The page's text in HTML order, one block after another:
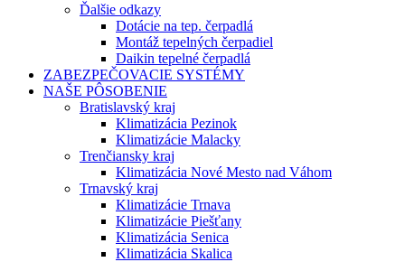
Ďalšie odkazy
Dotácie na tep. čerpadlá
Montáž tepelných čerpadiel
Daikin tepelné čerpadlá
ZABEZPEČOVACIE SYSTÉMY
NAŠE PÔSOBENIE
Bratislavský kraj
Klimatizácia Pezinok
Klimatizácie Malacky
Trenčiansky kraj
Klimatizácia Nové Mesto nad Váhom
Trnavský kraj
Klimatizácie Trnava
Klimatizácie Piešťany
Klimatizácia Senica
Klimatizácia Skalica